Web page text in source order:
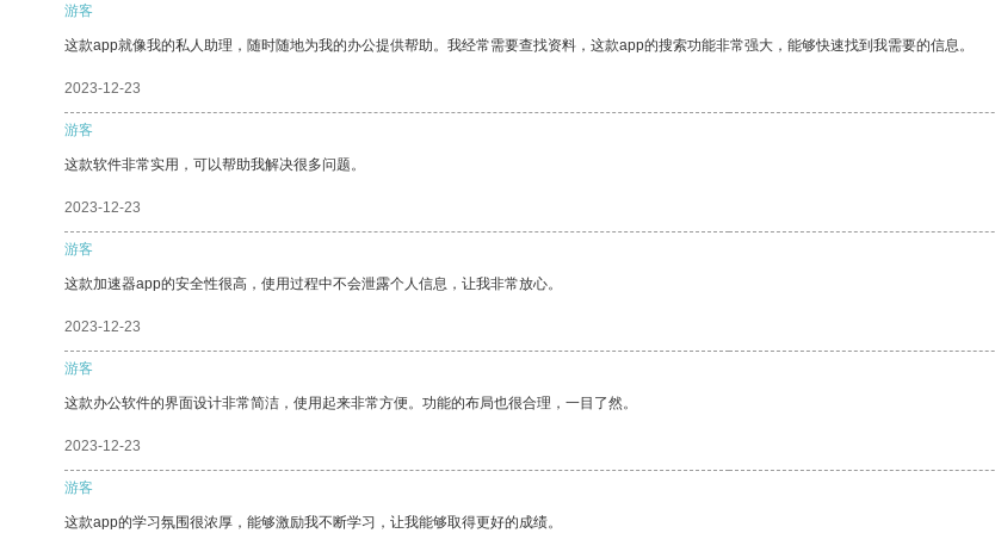
游客
这款app就像我的私人助理，随时随地为我的办公提供帮助。我经常需要查找资料，这款app的搜索功能非常强大，能够快速找到我需要的信息。
2023-12-23
游客
这款软件非常实用，可以帮助我解决很多问题。
2023-12-23
游客
这款加速器app的安全性很高，使用过程中不会泄露个人信息，让我非常放心。
2023-12-23
游客
这款办公软件的界面设计非常简洁，使用起来非常方便。功能的布局也很合理，一目了然。
2023-12-23
游客
这款app的学习氛围很浓厚，能够激励我不断学习，让我能够取得更好的成绩。